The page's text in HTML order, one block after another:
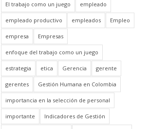
El trabajo como un juego empleado
empleado productivo empleados Empleo
empresa Empresas
enfoque del trabajo como un juego
estrategia etica Gerencia gerente
gerentes Gestión Humana en Colombia
importancia en la selección de personal
importante Indicadores de Gestión